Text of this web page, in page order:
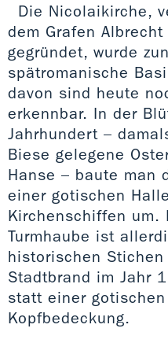
Die Nicolaikirche,
dem Grafen
gegründet, wurde
spätromanische
davon sind heute
erkennbar. In der
Jahrhundert –
Biese gelegene
Hanse – baute man
einer gotischen
Kirchenschiffen um.
Turmhaube ist
historischen
Stadtbrand im Jahr
statt einer
Kopfbedeckung.